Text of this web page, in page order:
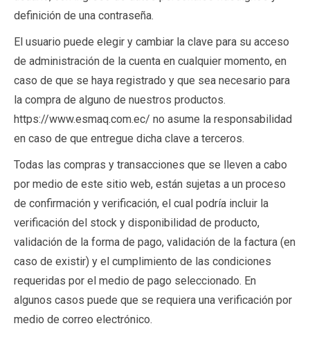
definición de una contraseña.
El usuario puede elegir y cambiar la clave para su acceso
de administración de la cuenta en cualquier momento, en
caso de que se haya registrado y que sea necesario para
la compra de alguno de nuestros productos.
https://www.esmaq.com.ec/ no asume la responsabilidad
en caso de que entregue dicha clave a terceros.
Todas las compras y transacciones que se lleven a cabo
por medio de este sitio web, están sujetas a un proceso
de confirmación y verificación, el cual podría incluir la
verificación del stock y disponibilidad de producto,
validación de la forma de pago, validación de la factura (en
caso de existir) y el cumplimiento de las condiciones
requeridas por el medio de pago seleccionado. En
algunos casos puede que se requiera una verificación por
medio de correo electrónico.